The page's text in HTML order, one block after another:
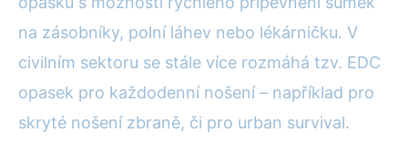
na zásobníky, polní láhev nebo lékárničku. V
civilním sektoru se stále více rozmáhá tzv. EDC
opasek pro každodenní nošení – například pro
skryté nošení zbraně, či pro urban survival.